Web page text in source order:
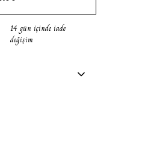
14 gün içinde iade
değişim